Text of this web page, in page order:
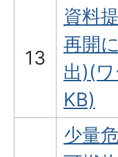
13
資料
再開
出)(
KB)
少量